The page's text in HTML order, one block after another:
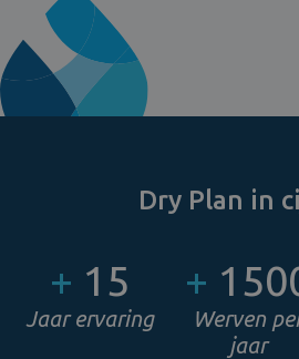
Dry Plan in
+ 15
Jaar ervaring
+
Werven
jaar